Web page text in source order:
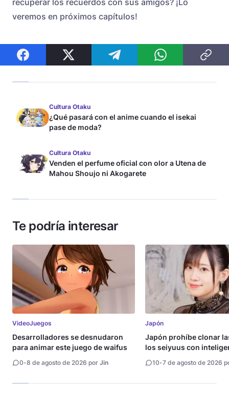
recuperar los recuerdos con sus amigos? ¡Lo
veremos en próximos capítulos!
Cultura Otaku
¿Qué pasará con el anime cuando el isekai
pase de moda?
Cultura Otaku
Venden el perfume oficial con olor a Utena de
Mahou Shoujo ni Akogarete
Te podría interesar
VideoJuegos
Desarrolladores se desnudaron
para animar este juego de waifus
0-8 de agosto de 2026 por Jin
Japón
Japón prohíbe clonar
los seiyuus con
10-7 de agosto de 2026